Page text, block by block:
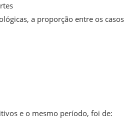
a proporção entre os casos
e o mesmo período, foi de: